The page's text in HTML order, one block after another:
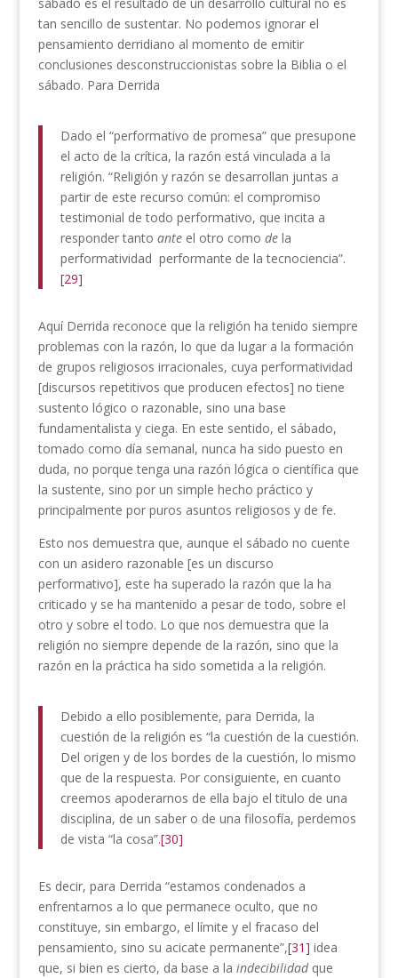
tan sencillo de sustentar. No podemos ignorar el
pensamiento derridiano al momento de emitir
conclusiones desconstruccionistas sobre la Biblia o el
sábado. Para Derrida
Dado el “performativo de promesa” que presupone
el acto de la crítica, la razón está vinculada a la
religión. “Religión y razón se desarrollan juntas a
partir de este recurso común: el compromiso
testimonial de todo performativo, que incita a
responder tanto anteel otro como de la
performatividad performante de la tecnociencia”.
[29]
Aquí Derrida reconoce que la religión ha tenido siempre
problemas con la razón, lo que da lugar a la formación
de grupos religiosos irracionales, cuya performatividad
[discursos repetitivos que producen efectos] no tiene
sustento lógico o razonable, sino una base
fundamentalista y ciega. En este sentido, el sábado,
tomado como día semanal, nunca ha sido puesto en
duda, no porque tenga una razón lógica o científica que
la sustente, sino por un simple hecho práctico y
principalmente por puros asuntos religiosos y de fe.
Esto nos demuestra que, aunque el sábado no cuente
con un asidero razonable [es un discurso
performativo], este ha superado la razón que la ha
criticado y se ha mantenido a pesar de todo, sobre el
otro y sobre el todo. Lo que nos demuestra que la
religión no siempre depende de la razón, sino que la
razón en la práctica ha sido sometida a la religión.
Debido a ello posiblemente, para Derrida, la
cuestión de la religión es “la cuestión de la cuestión.
Del origen y de los bordes de la cuestión, lo mismo
que de la respuesta. Por consiguiente, en cuanto
creemos apoderarnos de ella bajo el titulo de una
disciplina, de un saber o de una filosofía, perdemos
de vista “la cosa”.[30]
Es decir, para Derrida “estamos condenados a
enfrentarnos a lo que permanece oculto, que no
constituye, sin embargo, el límite y el fracaso del
pensamiento, sino su acicate permanente”,[31] idea
que, si bien es cierto, da base a la indecibilidadque